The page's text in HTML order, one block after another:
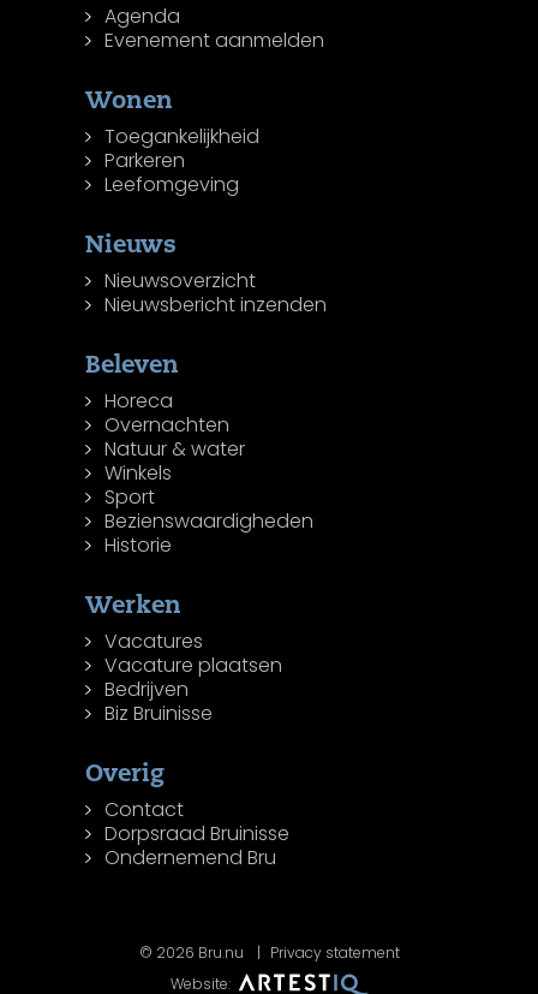
Agenda
Evenement aanmelden
Wonen
Toegankelijkheid
Parkeren
Leefomgeving
Nieuws
Nieuwsoverzicht
Nieuwsbericht inzenden
Beleven
Horeca
Overnachten
Natuur & water
Winkels
Sport
Bezienswaardigheden
Historie
Werken
Vacatures
Vacature plaatsen
Bedrijven
Biz Bruinisse
Overig
Contact
Dorpsraad Bruinisse
Ondernemend Bru
© 2026 Bru.nu
Privacy statement
Website: